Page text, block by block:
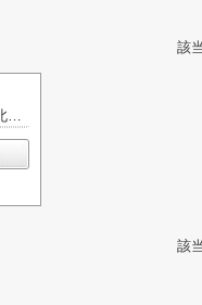
該
京都府亀岡市千代川町小林北ン田
該